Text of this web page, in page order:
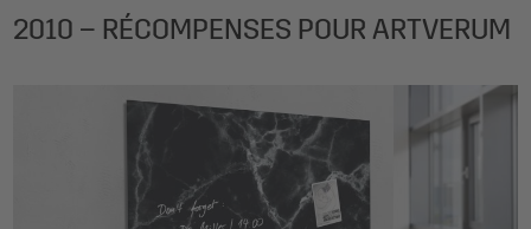
2010 – RÉCOMPENSES POUR ARTVERUM